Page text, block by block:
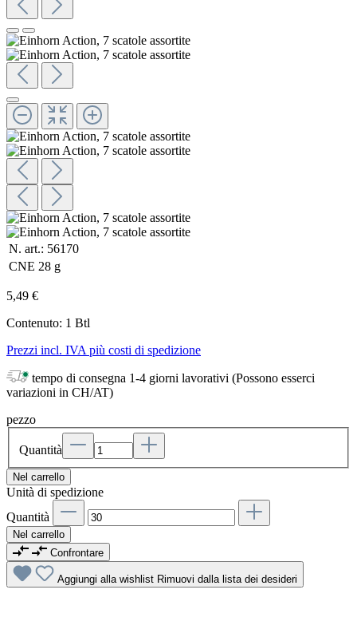
N. art.: 56170
CNE 28 g
5,49 €
Contenuto: 1 Btl
Prezzi incl. IVA più costi di spedizione
tempo di consegna 1-4 giorni lavorativi (Possono esserci
variazioni in CH/AT)
pezzo
Quantità
Nel carrello
Unità di spedizione
Quantità
Nel carrello
Confrontare
Aggiungi alla wishlist Rimuovi dalla lista dei desideri